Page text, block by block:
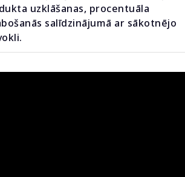
uzklāšanas, procentuāla
salīdzinājumā ar sākotnējo